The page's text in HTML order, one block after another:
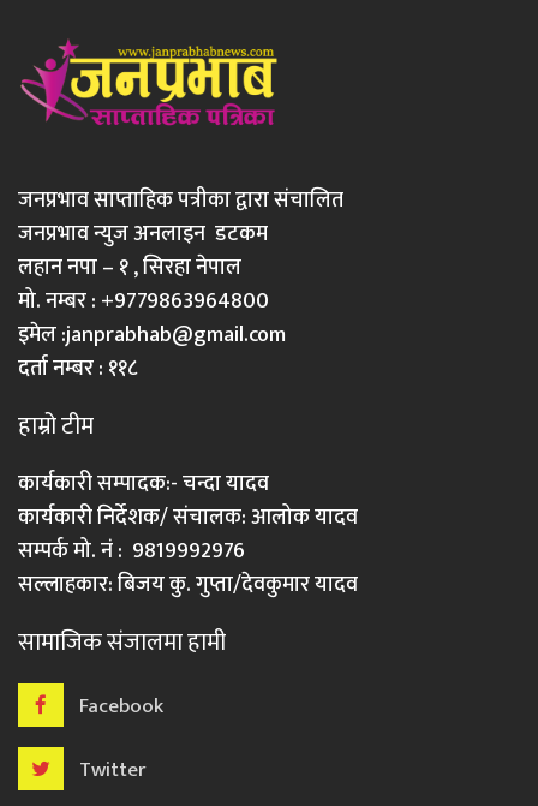
जनप्रभाव साप्ताहिक पत्रीका द्वारा संचालित
जनप्रभाव न्युज अनलाइन डटकम
लहान नपा – १ , सिरहा नेपाल
मो. नम्बर : +9779863964800
इमेल :janprabhab@gmail.com
दर्ता नम्बर : ११८
हाम्रो टीम
कार्यकारी सम्पादक:- चन्दा यादव
कार्यकारी निर्देशक/ संचालक: आलोक यादव
सम्पर्क मो. नं : 9819992976
सल्लाहकार: बिजय कु. गुप्ता/देवकुमार यादव
सामाजिक संजालमा हामी
Facebook
Twitter